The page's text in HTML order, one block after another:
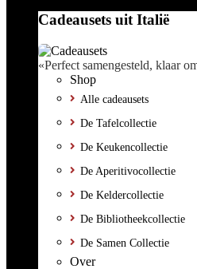
Cadeausets uit Italië
«Perfect samengesteld, klaar
Shop
Alle cadeausets
De Tafelcollectie
De Keukencollectie
De Aperitivocollectie
De Keldercollectie
De Bibliotheekcollectie
De Samen Collectie
Over